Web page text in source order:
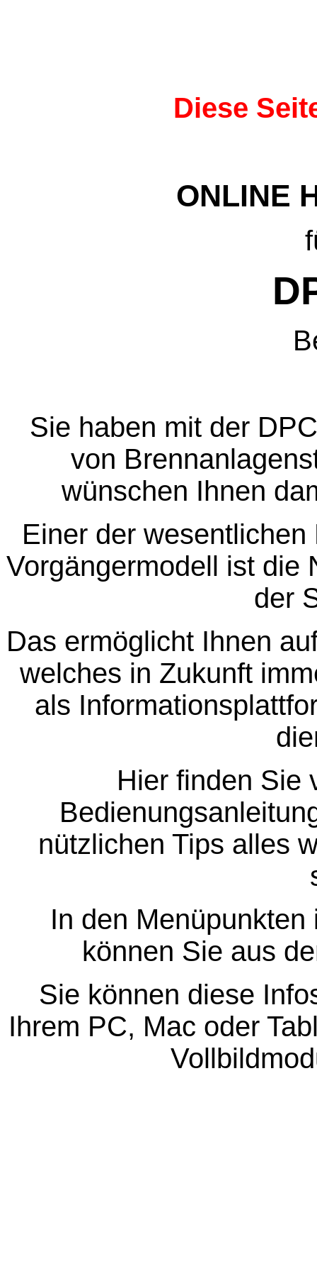
Diese
ONLINE
Sie haben mit der
von
wünschen Ihnen
Einer der
Vorgängermodell ist die
der
Das ermöglicht Ihnen
welches in Zukunft
als
Hier finden Sie
nützlichen Tips alles
In den
können Sie aus
Sie können diese
Ihrem PC, Mac oder